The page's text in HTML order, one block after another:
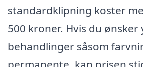
standardklipning koster
500 kroner. Hvis du
behandlinger såsom
permanente, kan prisen